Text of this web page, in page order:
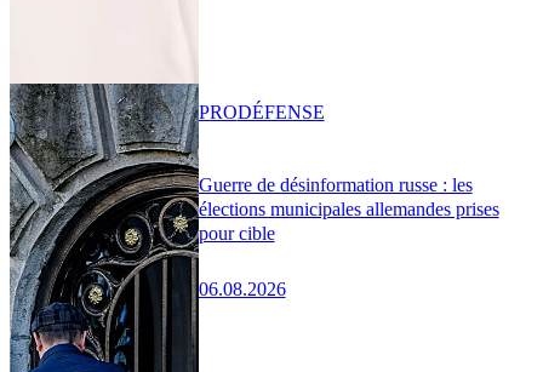
Guerre de désinformation russe : les
élections municipales allemandes prises
pour cible
06.08.2026
PRODÉFENSE